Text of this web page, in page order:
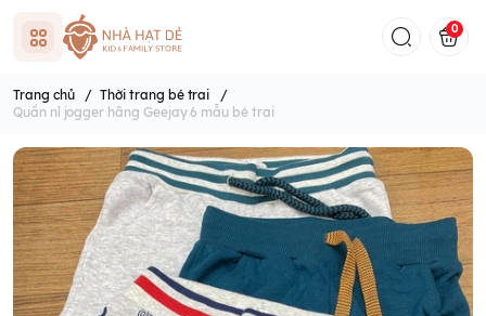
0
Trang chủ / Thời trang bé trai
/
Quần nỉ jogger hãng Geejay 6 mẫu bé trai